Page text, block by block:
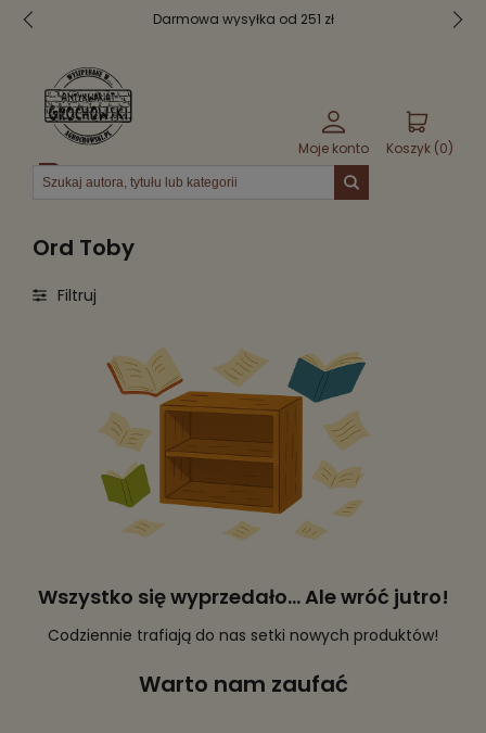
Darmowa wysyłka od 251 zł
Moje konto Koszyk (0)
Menu
Ord Toby
Filtruj
Wszystko się wyprzedało... Ale wróć jutro!
Codziennie trafiają do nas setki nowych produktów!
Warto nam zaufać